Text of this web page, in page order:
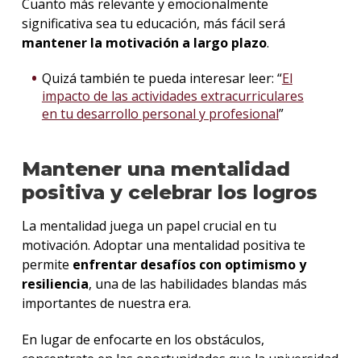
Cuanto más relevante y emocionalmente
significativa sea tu educación, más fácil será
mantener la motivación a largo plazo.
Quizá también te pueda interesar leer: “El
impacto de las actividades extracurriculares
en tu desarrollo personal y profesional”
Mantener una mentalidad
positiva y celebrar los logros
La mentalidad juega un papel crucial en tu
motivación. Adoptar una mentalidad positiva te
permite enfrentar desafíos con optimismo y
resiliencia, una de las habilidades blandas más
importantes de nuestra era.
En lugar de enfocarte en los obstáculos,